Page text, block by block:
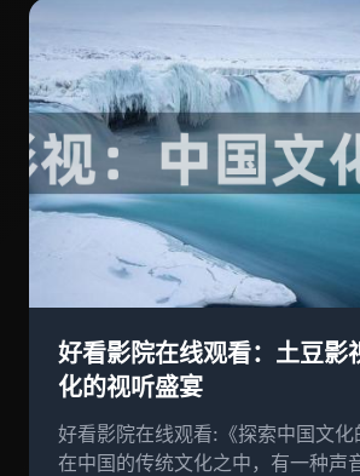
好看影院在线观看：土豆影
化的视听盛宴
好看影院在线观看:《探索中国文化
在中国的传统文化之中，有一种声